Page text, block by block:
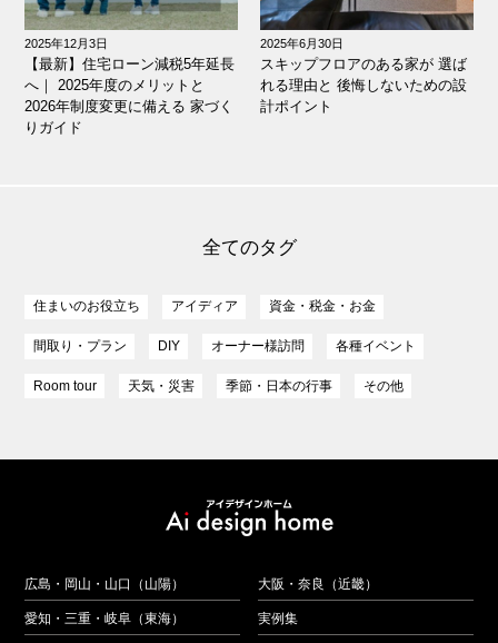
2025年12月3日
【最新】住宅ローン減税5年延長
へ｜ 2025年度のメリットと
2026年制度変更に備える 家づく
りガイド
2025年6月30日
スキップフロアのある家が 選ば
れる理由と 後悔しないための設
計ポイント
全てのタグ
住まいのお役立ち アイディア 資金・税金・お金
間取り・プラン DIY オーナー様訪問 各種イベント
Room tour 天気・災害 季節・日本の行事 その他
広島・岡山・山口（山陽） 大阪・奈良（近畿）
愛知・三重・岐阜（東海） 実例集